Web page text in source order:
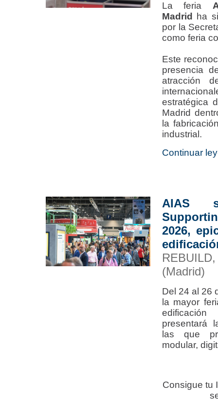
La feria
Madrid
ha
por la
como feria
Este
presencia
atracción
estratégica
Madrid
la
industrial.
Continuar
AIAS
2026,
(Madrid)
Del 24 al 26
la mayor
presentará
las que
modular,
Consigue tu